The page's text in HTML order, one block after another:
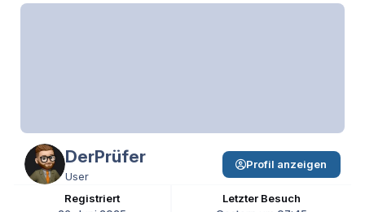
DerPrüfer
User
Registriert
Letzter Besuch
Profil anzeigen